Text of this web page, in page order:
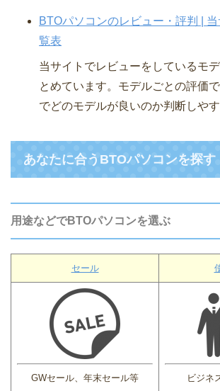
BTOパソコンのレビュー・評判 |
覧表
当サイトでレビューをしているモ
とめています。モデルごとの評価
でどのモデルが良いのか判断しやす
あなたに合うBTOパソコンを探す
用途などでBTOパソコンを選ぶ
セール
GWセール、年末セール等 ビジネ